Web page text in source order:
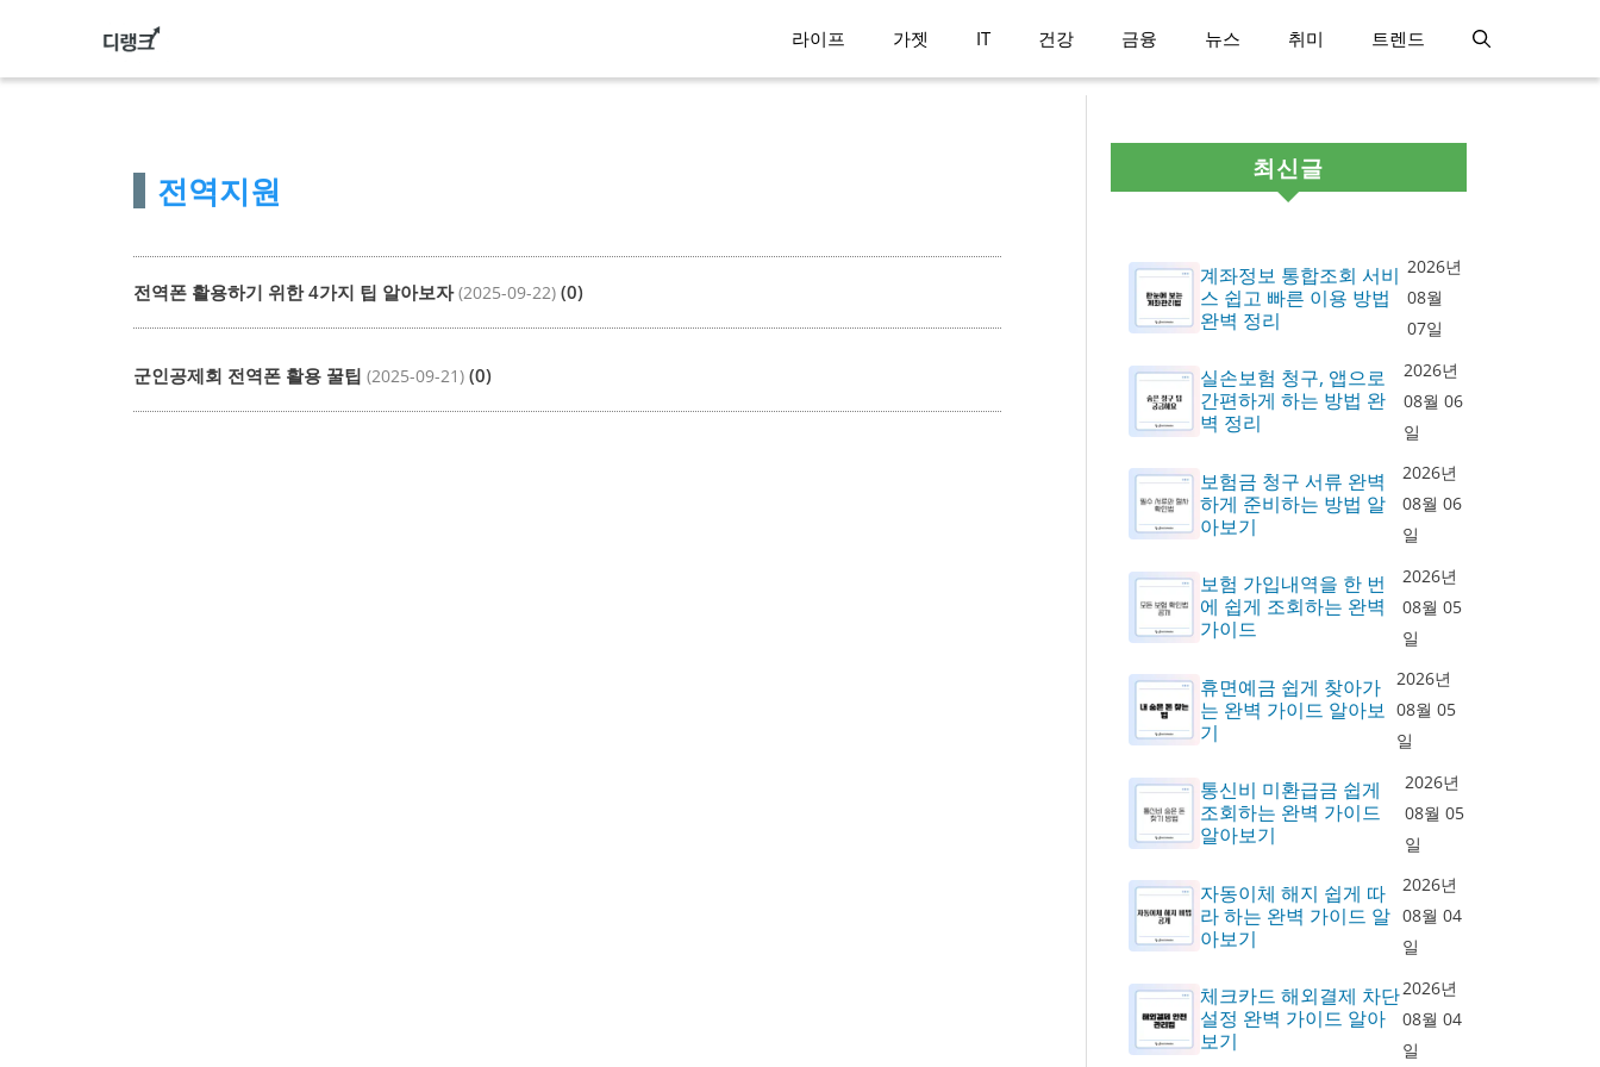
라이프 가젯 IT 건강 금융 뉴스 취미 트렌드
전역지원
전역폰 활용하기 위한 4가지 팁 알아보자 (2025-09-22) (0)
군인공제회 전역폰 활용 꿀팁 (2025-09-21) (0)
최신글
계좌정보 통합조회 서비
스 쉽고 빠른 이용 방법
완벽 정리
2026년
08월
07일
실손보험 청구, 앱으로
간편하게 하는 방법 완
벽 정리
2026년
08월 06
일
보험금 청구 서류 완벽
하게 준비하는 방법 알
아보기
2026년
08월 06
일
보험 가입내역을 한 번
에 쉽게 조회하는 완벽
가이드
2026년
08월 05
일
휴면예금 쉽게 찾아가
는 완벽 가이드 알아보
기
2026년
08월 05
일
통신비 미환급금 쉽게
조회하는 완벽 가이드
알아보기
2026년
08월 05
일
자동이체 해지 쉽게 따
라 하는 완벽 가이드 알
아보기
2026년
08월 04
일
체크카드 해외결제 차단
설정 완벽 가이드 알아
보기
2026년
08월 04
일